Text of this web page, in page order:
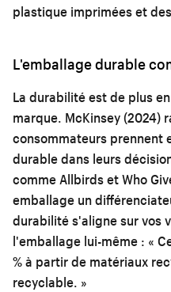
plastique imprimées et
L'emballage durable
La durabilité est de plus
marque. McKinsey (2024)
consommateurs prennent
durable dans leurs
comme Allbirds et Who
emballage un
durabilité s'aligne sur vos
l'emballage lui-même : «
% à partir de matériaux
recyclable. »